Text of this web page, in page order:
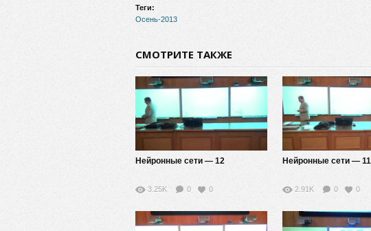
Теги:
Осень-2013
СМОТРИТЕ ТАКЖЕ
Нейронные сети — 12
3.25K 0 0
Нейронные сети — 11
2.91K 0 0